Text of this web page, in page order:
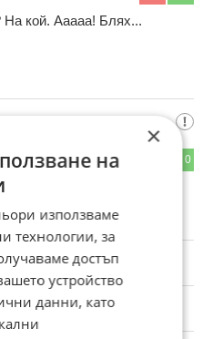
кой. Ааааа! Блях...
0
ДРАСКАЧ
от модератор.
от модератор.
×
на
използваме
технологии, за
достъп
устройство
данни, като